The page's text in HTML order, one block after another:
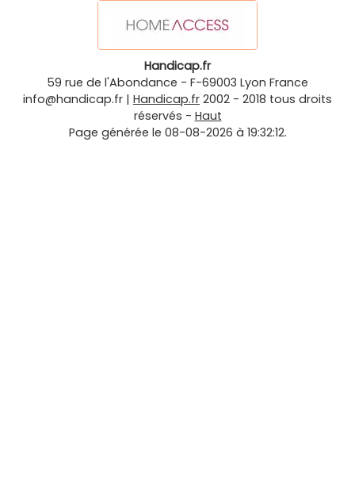
Handicap.fr
59 rue de l'Abondance - F-69003 Lyon France
info@handicap.fr | Handicap.fr 2002 - 2018 tous droits
réservés - Haut
Page générée le 08-08-2026 à 19:32:12.